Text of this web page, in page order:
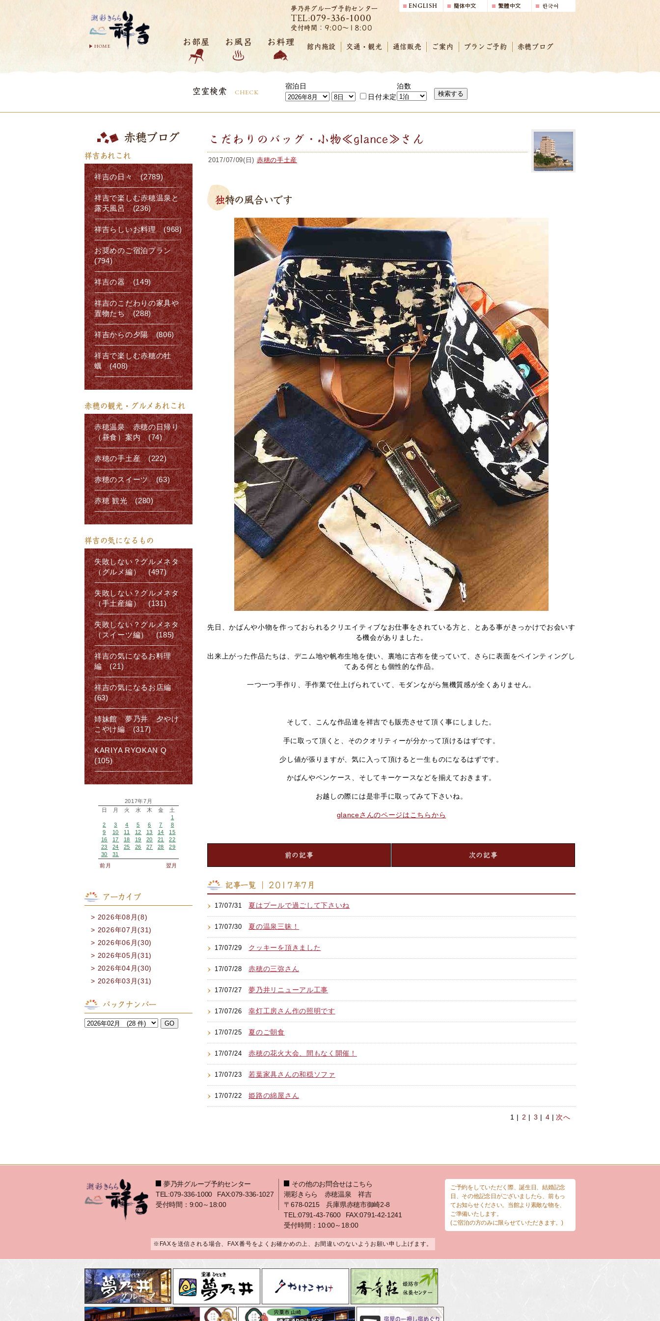
HOME
夢乃井グループ予約センター
TEL:079-336-1000
受付時間：9:00～18:00
お部屋 お風呂 お料理
館内施設 交通・観光 通信販売 ご案内 プランご予約 赤穂ブログ
空室検索 CHECK
宿泊日
日付未定
泊数
検索する
こだわりのバッグ・小物≪glance≫さん
2017/07/09(日) 赤穂の手土産
独特の風合いです
先日、かばんや小物を作っておられるクリエイティブなお仕事をされている方と、とある事がきっかけでお会いす
る機会がありました。
出来上がった作品たちは、デニム地や帆布生地を使い、裏地に古布を使っていて、さらに表面をペインティングし
てある何とも個性的な作品。
一つ一つ手作り、手作業で仕上げられていて、モダンながら無機質感が全くありません。
そして、こんな作品達を祥吉でも販売させて頂く事にしました。
手に取って頂くと、そのクオリティーが分かって頂けるはずです。
少し値が張りますが、気に入って頂けると一生ものになるはずです。
かばんやペンケース、そしてキーケースなどを揃えておきます。
お越しの際には是非手に取ってみて下さいね。
glanceさんのページはこちらから
前の記事 次の記事
記事一覧 ｜ 2017年7月
17/07/31 夏はプールで過ごして下さいね
17/07/30 夏の温泉三昧！
17/07/29 クッキーを頂きました
17/07/28赤穂の三弥さん
17/07/27夢乃井リニューアル工事
17/07/26幸灯工房さん作の照明です
17/07/25 夏のご朝食
17/07/24赤穂の花火大会、間もなく開催！
17/07/23若葉家具さんの和穏ソファ
17/07/22姫路の綿屋さん
1 | 2 | 3 | 4 | 次へ
赤穂ブログ
祥吉あれこれ
祥吉の日々 (2789)
祥吉で楽しむ赤穂温泉と
露天風呂 (236)
祥吉らしいお料理 (968)
お奨めのご宿泊プラン
(794)
祥吉の器 (149)
祥吉のこだわりの家具や
置物たち (288)
祥吉からの夕陽 (806)
祥吉で楽しむ赤穂の牡
蠣 (408)
赤穂の観光・グルメあれこれ
赤穂温泉 赤穂の日帰り
（昼食）案内 (74)
赤穂の手土産 (222)
赤穂のスイーツ (63)
赤穂 観光 (280)
祥吉の気になるもの
失敗しない？グルメネタ
（グルメ編） (497)
失敗しない？グルメネタ
（手土産編） (131)
失敗しない？グルメネタ
（スイーツ編） (185)
祥吉の気になるお料理
編 (21)
祥吉の気になるお店編
(63)
姉妹館 夢乃井 夕やけ
こやけ編 (317)
KARIYA RYOKAN Q
(105)
2017年7月
日
月 火 水 木 金
土
1
2
3 4 5 6 7
8
9
10 11 12 13 14
15
16
17 18 19 20 21
22
23
24 25 26 27 28
29
30
31
前月
翌月
アーカイブ
2026年08月(8)
2026年07月(31)
2026年06月(30)
2026年05月(31)
2026年04月(30)
2026年03月(31)
バックナンバー
夢乃井グループ予約センター
TEL:079-336-1000
FAX:079-336-1027
受付時間：9:00～18:00
その他のお問合せはこちら
潮彩きらら 赤穂温泉 祥吉
〒678-0215 兵庫県赤穂市御崎2-8
TEL:0791-43-7600
FAX:0791-42-1241
受付時間：10:00～18:00
※FAXを送信される場合、FAX番号をよくお確かめの上、お間違いのないようお願い申し上げます。
ご予約をしていただく際、誕生日、結婚記念
日、その他記念日がございましたら、前もっ
てお知らせください。当館より素敵な物を、
ご準備いたします。
(ご宿泊の方のみに限らせていただきます。)